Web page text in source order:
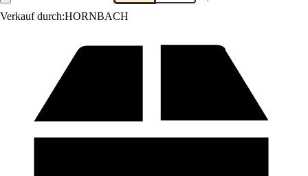
Verkauf durch:HORNBACH